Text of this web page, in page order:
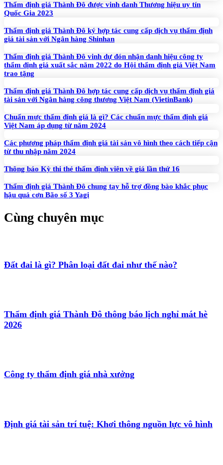
Thẩm định giá Thành Đô được vinh danh Thương hiệu uy tín
Quốc Gia 2023
Thẩm định giá Thành Đô ký hợp tác cung cấp dịch vụ thẩm định
giá tài sản với Ngân hàng Shinhan
Thẩm định giá Thành Đô vinh dự đón nhận danh hiệu công ty
thẩm định giá xuất sắc năm 2022 do Hội thẩm định giá Việt Nam
trao tặng
Thẩm định giá Thành Đô hợp tác cung cấp dịch vụ thẩm định giá
tài sản với Ngân hàng công thương Việt Nam (VietinBank)
Chuẩn mực thẩm định giá là gì? Các chuẩn mực thẩm định giá
Việt Nam áp dụng từ năm 2024
Các phương pháp thẩm định giá tài sản vô hình theo cách tiếp cận
từ thu nhập năm 2024
Thông báo Kỳ thi thẻ thẩm định viên về giá lần thứ 16
Thẩm định giá Thành Đô chung tay hỗ trợ đồng bào khắc phục
hậu quả cơn Bão số 3 Yagi
Cùng chuyên mục
Đất đai là gì? Phân loại đất đai như thế nào?
Thẩm định giá Thành Đô thông báo lịch nghỉ mát hè
2026
Công ty thẩm định giá nhà xưởng
Định giá tài sản trí tuệ: Khơi thông nguồn lực vô hình